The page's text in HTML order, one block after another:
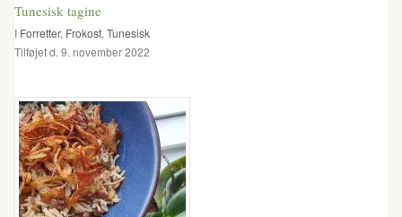
Tunesisk tagine
I Forretter, Frokost, Tunesisk
Tilføjet d. 9. november 2022